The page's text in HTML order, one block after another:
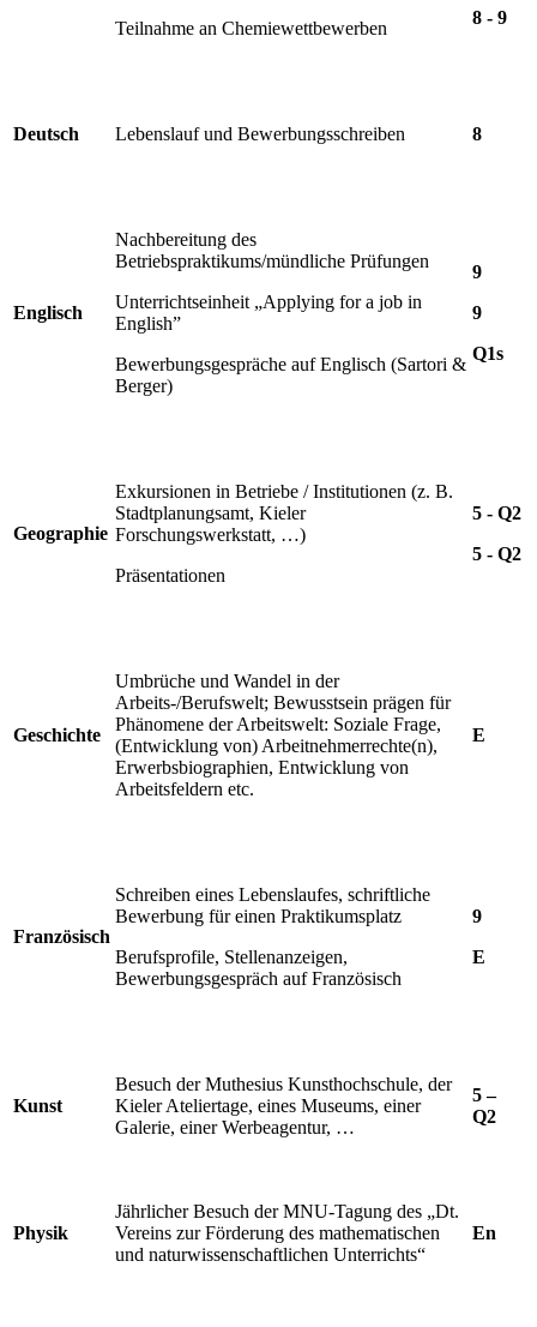
Teilnahme an Chemiewettbewerben
8 - 9
Deutsch Lebenslauf und Bewerbungsschreiben 8
Englisch
Nachbereitung des
Betriebspraktikums/mündliche Prüfungen
Unterrichtseinheit „Applying for a job in
English”
Bewerbungsgespräche auf Englisch (Sartori &
Berger)
9
9
Q1s
Geographie
Exkursionen in Betriebe / Institutionen (z. B.
Stadtplanungsamt, Kieler
Forschungswerkstatt, …)
Präsentationen
5 - Q2
5 - Q2
Geschichte
Umbrüche und Wandel in der
Arbeits-/Berufswelt; Bewusstsein prägen für
Phänomene der Arbeitswelt: Soziale Frage,
(Entwicklung von) Arbeitnehmerrechte(n),
Erwerbsbiographien, Entwicklung von
Arbeitsfeldern etc.
E
Französisch
Schreiben eines Lebenslaufes, schriftliche
Bewerbung für einen Praktikumsplatz
Berufsprofile, Stellenanzeigen,
Bewerbungsgespräch auf Französisch
9
E
Kunst
Besuch der Muthesius Kunsthochschule, der
Kieler Ateliertage, eines Museums, einer
Galerie, einer Werbeagentur, …
5 –
Q2
Physik
Jährlicher Besuch der MNU-Tagung des „Dt.
Vereins zur Förderung des mathematischen
und naturwissenschaftlichen Unterrichts“
En